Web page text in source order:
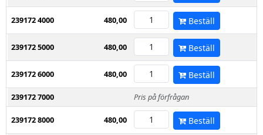
239172 4000 480,00 Beställ
239172 5000 480,00 Beställ
239172 6000 480,00 Beställ
239172 7000 Pris på förfrågan
239172 8000 480,00 Beställ